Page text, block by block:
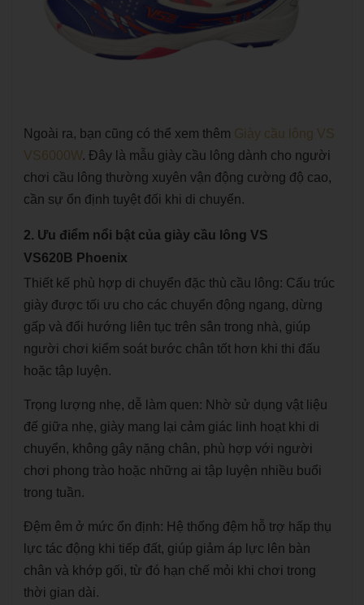
Ngoài ra, bạn cũng có thể xem thêm Giày cầu lông VS
VS6000W. Đây là mẫu giày cầu lông dành cho người
chơi cầu lông thường xuyên vận động cường độ cao,
cần sự ổn định tuyệt đối khi di chuyển.
2. Ưu điểm nổi bật của giày cầu lông VS
VS620B Phoenix
Thiết kế phù hợp di chuyển đặc thù cầu lông: Cấu trúc
giày được tối ưu cho các chuyển động ngang, dừng
gấp và đổi hướng liên tục trên sân trong nhà, giúp
người chơi kiểm soát bước chân tốt hơn khi thi đấu
hoặc tập luyện.
Trọng lượng nhẹ, dễ làm quen: Nhờ sử dụng vật liệu
đế giữa nhẹ, giày mang lại cảm giác linh hoạt khi di
chuyển, không gây nặng chân, phù hợp với người
chơi phong trào hoặc những ai tập luyện nhiều buổi
trong tuần.
Đệm êm ở mức ổn định: Hệ thống đệm hỗ trợ hấp thụ
lực tác động khi tiếp đất, giúp giảm áp lực lên bàn
chân và khớp gối, từ đó hạn chế mỏi khi chơi trong
thời gian dài.